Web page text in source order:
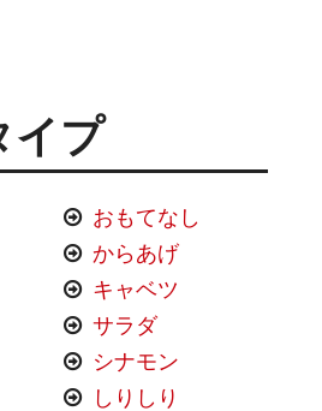
イプ
おもてなし
からあげ
キャベツ
サラダ
シナモン
しりしり